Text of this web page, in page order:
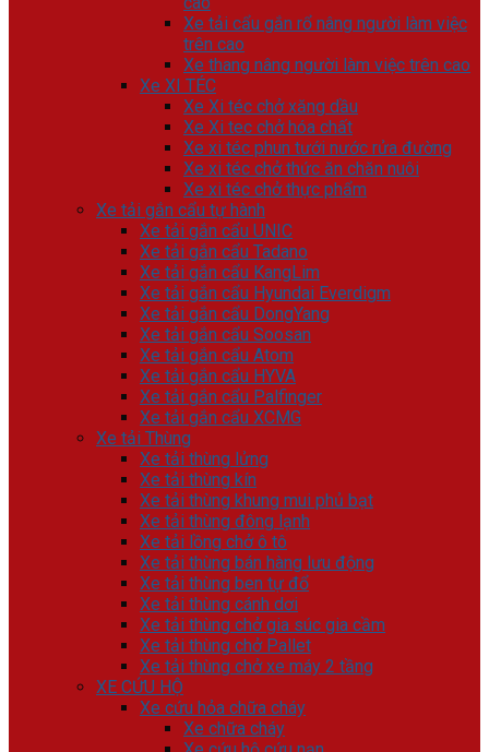
Xe tải cẩu gắn rổ nâng người làm việc
trên cao
Xe thang nâng người làm việc trên cao
Xe XI TÉC
Xe Xi téc chở xăng dầu
Xe Xi tec chở hóa chất
Xe xi téc phun tưới nước rửa đường
Xe xi téc chở thức ăn chăn nuôi
Xe xi téc chở thực phẩm
Xe tải gắn cẩu tự hành
Xe tải gắn cẩu UNIC
Xe tải gắn cẩu Tadano
Xe tải gắn cẩu KangLim
Xe tải gắn cẩu Hyundai Everdigm
Xe tải gắn cẩu DongYang
Xe tải gắn cẩu Soosan
Xe tải gắn cẩu Atom
Xe tải gắn cẩu HYVA
Xe tải gắn cẩu Palfinger
Xe tải gắn cẩu XCMG
Xe tải Thùng
Xe tải thùng lửng
Xe tải thùng kín
Xe tải thùng khung mui phủ bạt
Xe tải thùng đông lạnh
Xe tải lồng chở ô tô
Xe tải thùng bán hàng lưu động
Xe tải thùng ben tự đổ
Xe tải thùng cánh dơi
Xe tải thùng chở gia súc gia cầm
Xe tải thùng chở Pallet
Xe tải thùng chở xe máy 2 tầng
XE CỨU HỘ
Xe cứu hỏa chữa cháy
Xe chữa cháy